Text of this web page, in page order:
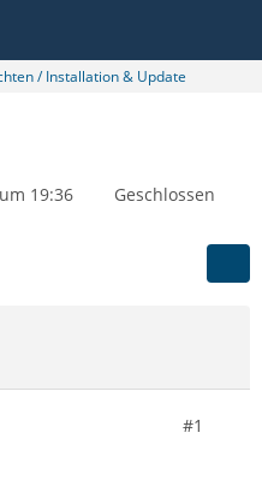
/ Installation & Update
19:36
Geschlossen
#1